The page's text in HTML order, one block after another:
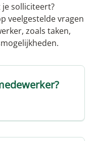
solliciteert?
veelgestelde vragen
zoals taken,